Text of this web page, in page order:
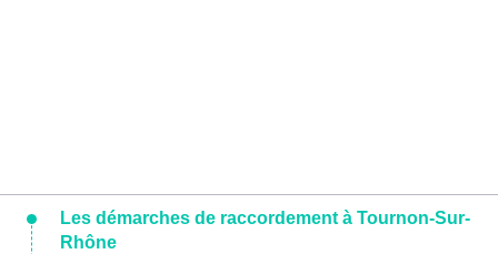
Les démarches de raccordement à Tournon-Sur-
Rhône